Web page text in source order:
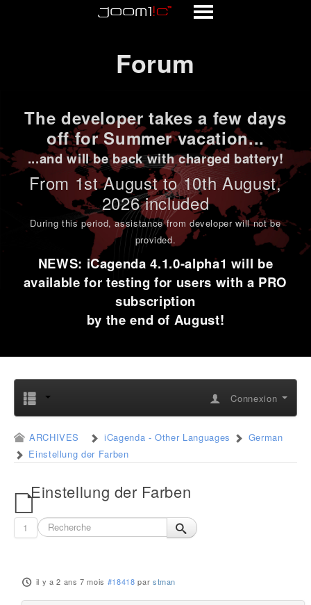
Forum
The developer takes a few days
off for Summer vacation...
...and will be back with charged battery!
From 1stAugust to 10th August,
2026 included
During this period,assistance from developer will not be
provided.
NEWS: iCagenda 4.1.0-alpha1 will be
available for testing for users with a PRO
subscription
by the end of August!
Connexion
ARCHIVES iCagenda - Other Languages
German
Einstellung der Farben
Einstellung der Farben
1
il y a 2 ans 7 mois #18418 par stman